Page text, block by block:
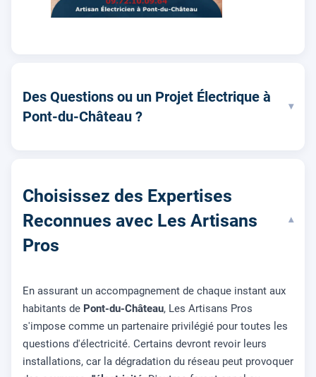
Des Questions ou un Projet Électrique à
Pont-du-Château ?
▾
Choisissez des Expertises
Reconnues avec Les Artisans
Pros
▾
En assurant un accompagnement de chaque instant aux
habitants de Pont-du-Château, Les Artisans Pros
s'impose comme un partenaire privilégié pour toutes les
questions d'électricité. Certains devront revoir leurs
installations, car la dégradation du réseau peut provoquer